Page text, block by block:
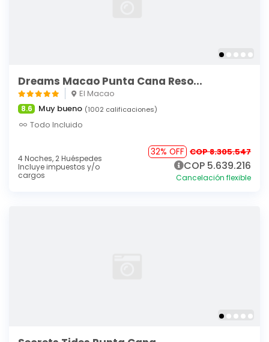
Dreams Macao Punta Cana Reso...
El Macao
8.6 Muy bueno (1002 calificaciones)
Todo Incluido
4 Noches, 2 Huéspedes
Incluye impuestos y/o
cargos
32% OFF COP 8.305.547
COP 5.639.216
Cancelación flexible